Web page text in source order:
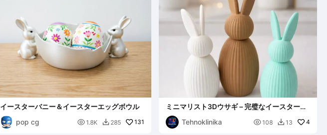
イースターバニー＆イースターエッグボウル
pop cg
 1.8K  285 131
ミニマリスト3Dウサギ – 完璧なイースターデ
コレーション
Tehnoklinika
 108  13 4